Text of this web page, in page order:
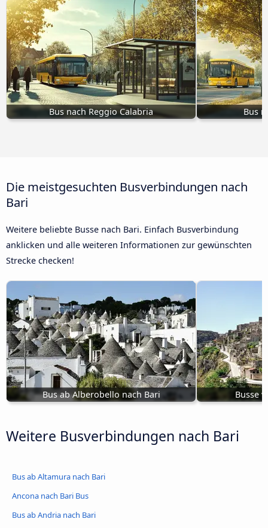
Bus nach Reggio Calabria Bus
Die meistgesuchten Busverbindungen nach
Bari
Weitere beliebte Busse nach Bari. Einfach Busverbindung
anklicken und alle weiteren Informationen zur gewünschten
Strecke checken!
Bus ab Alberobello nach Bari Busse
Weitere Busverbindungen nach Bari
Bus ab Altamura nach Bari
Ancona nach Bari Bus
Bus ab Andria nach Bari